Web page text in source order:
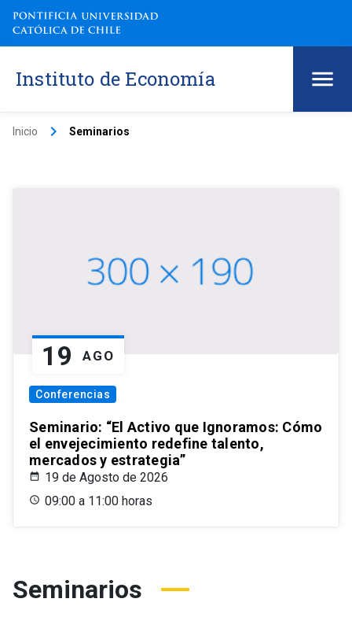
Instituto de Economía
Inicio keyboard_arrow_right Seminarios
19 AGO
Conferencias
Seminario: “El Activo que Ignoramos: Cómo
el envejecimiento redefine talento,
mercados y estrategia”
19 de Agosto de 2026
09:00 a 11:00 horas
Seminarios